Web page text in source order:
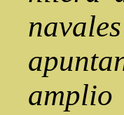
amplio